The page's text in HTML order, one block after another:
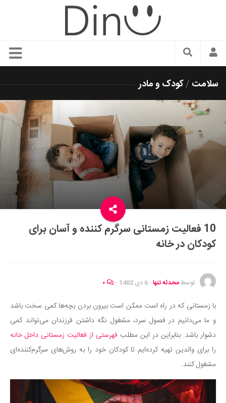
سبک زندگی
شیک پوشی
دکوراسیون و چیدمان
غذا
رستوران گردی
ایران گردی
جهان گردی
موفقیت و مهارت‌های فردی
تغذیه سالم
بهداشت
بیماری و درمان
کودک و مادر
ورزش و تندرستی
روانشناسی
سلامت /کودک و مادر
10 فعالیت زمستانی سرگرم کننده و آسان برای
کودکان در خانه
توسطمحدثه تنها · 6 دی 1402 ·
با زمستانی که در راه است ممکن است بیرون بردن بچه‌ها کمی سخت باشد
و ما می‌دانیم در فصول سرد، مشغول نگه داشتن فرزندان می‌تواند کمی
دشوار باشد. بنابراین در این مطلب فهرستی از فعالیت زمستانی داخل خانه
را برای والدین تهیه کرده‌ایم تا کودکان خود را به روش‌های سرگرم‌کننده‌ای
مشغول کنند.